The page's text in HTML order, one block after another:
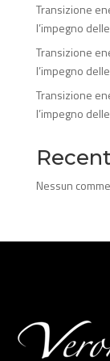
Transizione
l’impegno
Transizione
l’impegno
Transizione
l’impegno
Nessun